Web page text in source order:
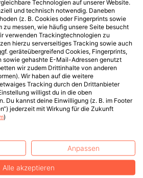
Technologien auf unserer Website.
und technisch notwendig. Daneben
(z. B. Cookies oder Fingerprints sowie
zu messen, wie häufig unsere Seite besucht
verwenden Trackingtechnologien zu
hierzu serverseitiges Tracking sowie auch
geräteübergreifend Cookies, Fingerprints,
sowie gehashte E-Mail-Adressen genutzt
wir zudem Drittinhalte von anderen
Wir haben auf die weitere
Tracking durch den Drittanbieter
willigst du in die oben
Du kannst deine Einwilligung (z. B. im Footer
jederzeit mit Wirkung für die Zukunft
)
Anpassen
Alle akzeptieren